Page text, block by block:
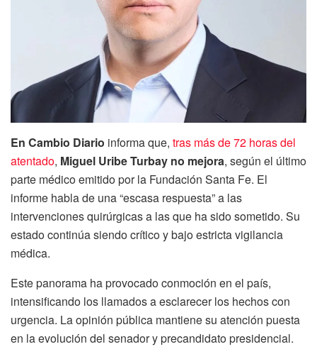
En Cambio Diario informa que, tras más de 72 horas del
atentado, Miguel Uribe Turbay no mejora, según el último
parte médico emitido por la Fundación Santa Fe. El
informe habla de una “escasa respuesta” a las
intervenciones quirúrgicas a las que ha sido sometido. Su
estado continúa siendo crítico y bajo estricta vigilancia
médica.
Este panorama ha provocado conmoción en el país,
intensificando los llamados a esclarecer los hechos con
urgencia. La opinión pública mantiene su atención puesta
en la evolución del senador y precandidato presidencial.